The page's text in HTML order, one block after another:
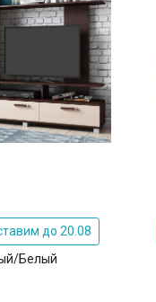
до 20.08
Белый